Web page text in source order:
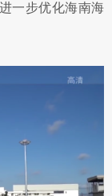
一步优化海南海